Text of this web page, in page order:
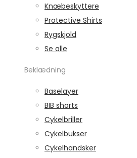
Knæbeskyttere
Protective Shirts
Rygskjold
Se alle
Beklædning
Baselayer
BIB shorts
Cykelbriller
Cykelbukser
Cykelhandsker